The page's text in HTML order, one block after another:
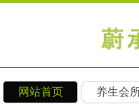
网站首页 养生会